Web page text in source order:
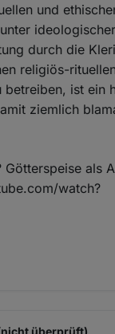
und
durch die
religiös-
betreiben, ist ein
ziemlich
Götterspeise als
watch?
überprüft)